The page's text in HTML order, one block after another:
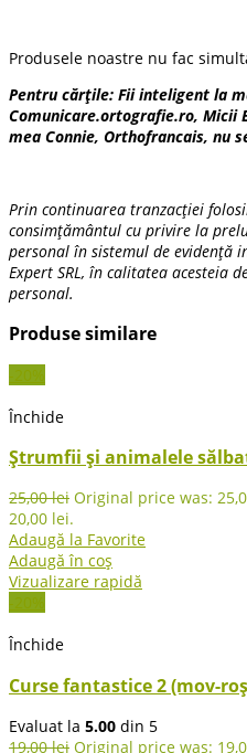
Produsele noastre nu fac
Pentru cărțile: Fii inteligent la
Comunicare.ortografie.ro, Micii
mea Connie, Orthofrancais, nu
Prin continuarea tranzacției
consimțământul cu privire la
personal în sistemul de evidență
Expert SRL, în calitatea acesteia
personal.
Produse similare
-20%
Închide
Ștrumfii și animalele
25,00lei Original price was:
20,00 lei.
Adaugă la Favorite
Adaugă în coș
Vizualizare rapidă
-20%
Închide
Curse fantastice 2 (mov-
Evaluat la 5.00 din 5
19,00lei Original price was: